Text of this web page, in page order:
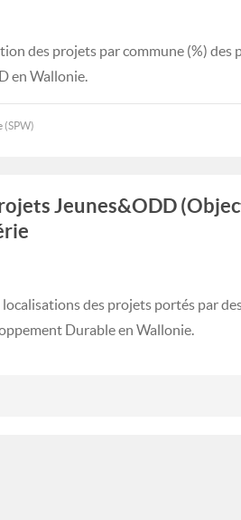
des projets par commune (%) des
en Wallonie.
(SPW)
Jeunes&ODD
des projets portés par
Durable en Wallonie.